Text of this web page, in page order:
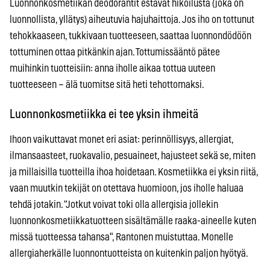
Luonnonkosmetiikan deodorantit estävät hikoilusta (joka on
luonnollista, yllätys) aiheutuvia hajuhaittoja. Jos iho on tottunut
tehokkaaseen, tukkivaan tuotteeseen, saattaa luonnondödöön
tottuminen ottaa pitkänkin ajan. Tottumissääntö pätee
muihinkin tuotteisiin: anna iholle aikaa tottua uuteen
tuotteeseen – älä tuomitse sitä heti tehottomaksi.
Luonnonkosmetiikka ei tee yksin ihmeitä
Ihoon vaikuttavat monet eri asiat: perinnöllisyys, allergiat,
ilmansaasteet, ruokavalio, pesuaineet, hajusteet sekä se, miten
ja millaisilla tuotteilla ihoa hoidetaan. Kosmetiikka ei yksin riitä,
vaan muutkin tekijät on otettava huomioon, jos iholle haluaa
tehdä jotakin. “Jotkut voivat toki olla allergisia jollekin
luonnonkosmetiikkatuotteen sisältämälle raaka-aineelle kuten
missä tuotteessa tahansa", Rantonen muistuttaa. Monelle
allergiaherkälle luonnontuotteista on kuitenkin paljon hyötyä.